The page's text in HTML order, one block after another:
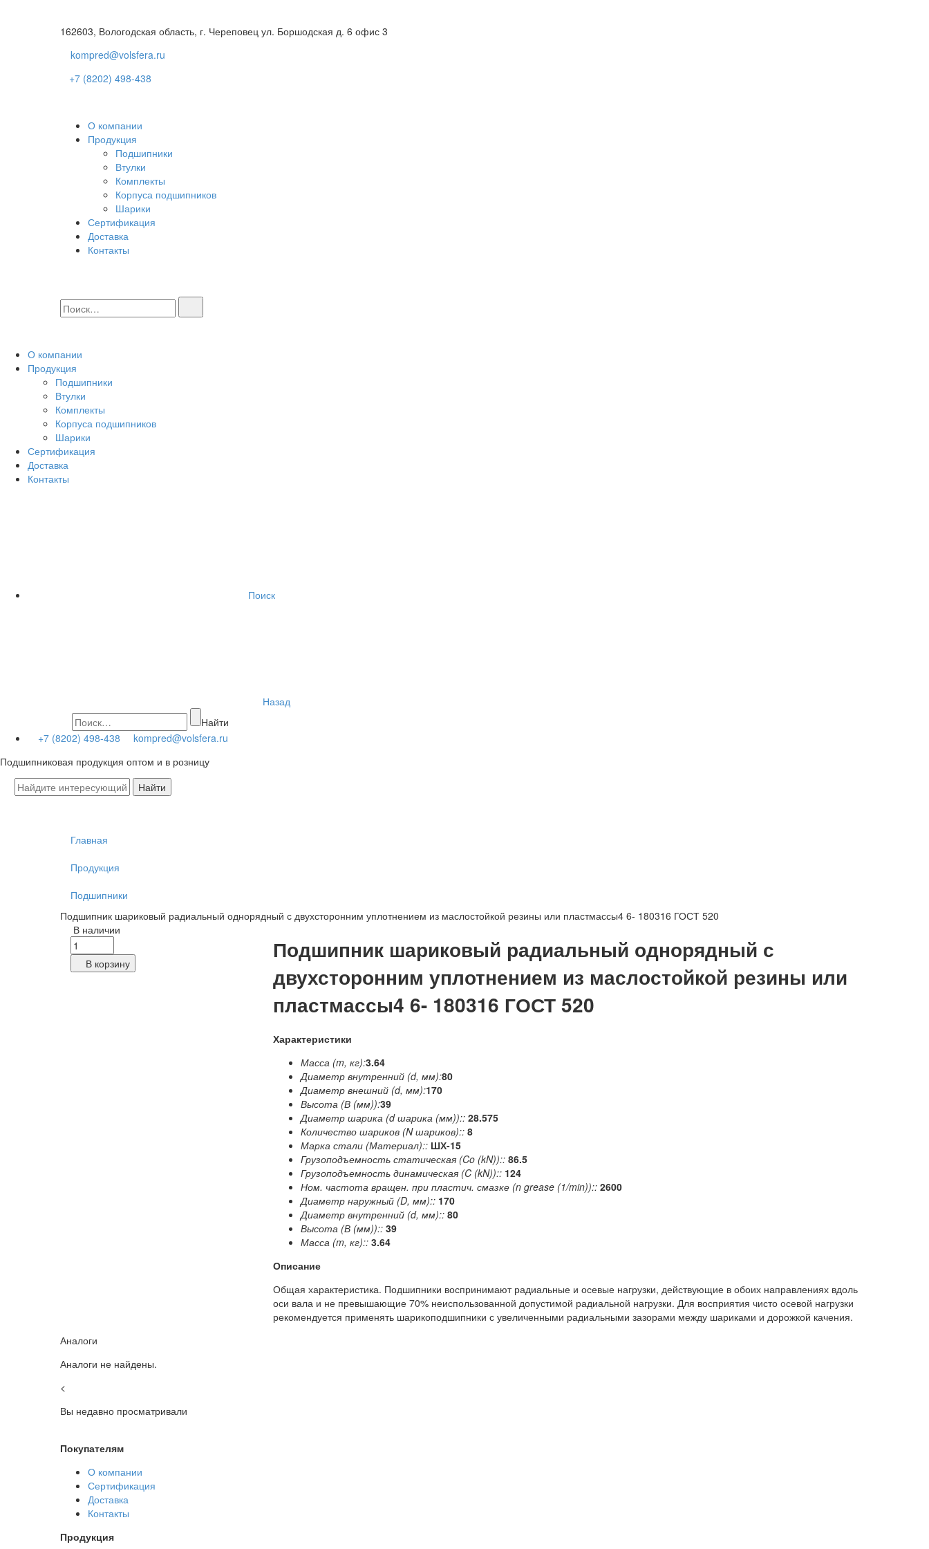
162603, Вологодская область, г. Череповец ул. Боршодская д. 6 офис 3
kompred@volsfera.ru
+7 (8202) 498-438
О компании
Продукция
Подшипники
Втулки
Комплекты
Корпуса подшипников
Шарики
Сертификация
Доставка
Контакты
О компании
Продукция
Подшипники
Втулки
Комплекты
Корпуса подшипников
Шарики
Сертификация
Доставка
Контакты
Поиск
Назад
Найти
+7 (8202) 498-438
kompred@volsfera.ru
Подшипниковая продукция оптом и в розницу
Главная
Продукция
Подшипники
Подшипник шариковый радиальный однорядный с двухсторонним уплотнением из маслостойкой резины или пластмассы4 6- 180316 ГОСТ 520
В наличии
В корзину
Подшипник шариковый радиальный однорядный с
двухсторонним уплотнением из маслостойкой резины или
пластмассы4 6- 180316 ГОСТ 520
Характеристики
Масса (m, кг):3.64
Диаметр внутренний (d, мм):80
Диаметр внешний (d, мм):170
Высота (В (мм)):39
Диаметр шарика (d шарика (мм)):: 28.575
Количество шариков (N шариков):: 8
Марка стали (Материал):: ШХ-15
Грузоподъемность статическая (Co (kN)):: 86.5
Грузоподъемность динамическая (C (kN)):: 124
Ном. частота вращен. при пластич. смазке (n grease (1/min)):: 2600
Диаметр наружный (D, мм):: 170
Диаметр внутренний (d, мм):: 80
Высота (В (мм)):: 39
Масса (m, кг):: 3.64
Описание
Общая характеристика. Подшипники воспринимают радиальные и осевые нагрузки, действующие в обоих направлениях вдоль
оси вала и не превышающие 70% неиспользованной допустимой радиальной нагрузки. Для восприятия чисто осевой нагрузки
рекомендуется применять шарикоподшипники с увеличенными радиальными зазорами между шариками и дорожкой качения.
Аналоги
Аналоги не найдены.
<
Вы недавно просматривали
Покупателям
О компании
Сертификация
Доставка
Контакты
Продукция